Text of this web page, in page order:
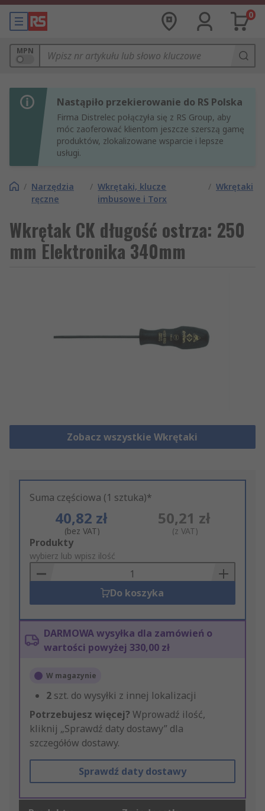
0
MPN
Nastąpiło przekierowanie do RS Polska
Firma Distrelec połączyła się z RS Group, aby
móc zaoferować klientom jeszcze szerszą gamę
produktów, zlokalizowane wsparcie i lepsze
usługi.
/ Narzędzia
ręczne
/ Wkrętaki, klucze
imbusowe i Torx
/ Wkrętaki
Wkrętak CK długość ostrza: 250
mm Elektronika 340mm
Zobacz wszystkie Wkrętaki
Suma częściowa (1 sztuka)*
40,82 zł
(bez VAT)
50,21 zł
(z VAT)
Add
to
Basket
Produkty
wybierz lub wpisz ilość
Do koszyka
DARMOWA wysyłka dla zamówień o
wartości powyżej 330,00 zł
W magazynie
2 szt. do wysyłki z innej lokalizacji
Potrzebujesz więcej? Wprowadź ilość,
kliknij „Sprawdź daty dostawy” dla
szczegółów dostawy.
Sprawdź daty dostawy